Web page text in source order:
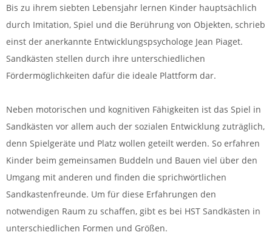
Bis zu ihrem siebten Lebensjahr lernen Kinder hauptsächlich
durch Imitation, Spiel und die Berührung von Objekten, schrieb
einst der anerkannte Entwicklungspsychologe Jean Piaget.
Sandkästen stellen durch ihre unterschiedlichen
Fördermöglichkeiten dafür die ideale Plattform dar.
Neben motorischen und kognitiven Fähigkeiten ist das Spiel in
Sandkästen vor allem auch der sozialen Entwicklung zuträglich,
denn Spielgeräte und Platz wollen geteilt werden. So erfahren
Kinder beim gemeinsamen Buddeln und Bauen viel über den
Umgang mit anderen und finden die sprichwörtlichen
Sandkastenfreunde. Um für diese Erfahrungen den
notwendigen Raum zu schaffen, gibt es bei HST Sandkästen in
unterschiedlichen Formen und Größen.